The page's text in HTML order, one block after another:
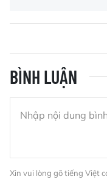
BÌNH LUẬN
Xin vui lòng gõ tiếng Việt